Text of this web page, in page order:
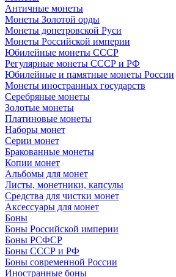
Античные монеты
Монеты Золотой орды
Монеты допетровской Руси
Монеты Российской империи
Юбилейные монеты СССР
Регулярные монеты СССР и РФ
Юбилейные и памятные монеты России
Монеты иностранных государств
Серебряные монеты
Золотые монеты
Платиновые монеты
Наборы монет
Серии монет
Бракованные монеты
Копии монет
Альбомы для монет
Листы, монетники, капсулы
Средства для чистки монет
Аксессуары для монет
Боны
Боны Российской империи
Боны РСФСР
Боны СССР и РФ
Боны современной России
Иностранные боны